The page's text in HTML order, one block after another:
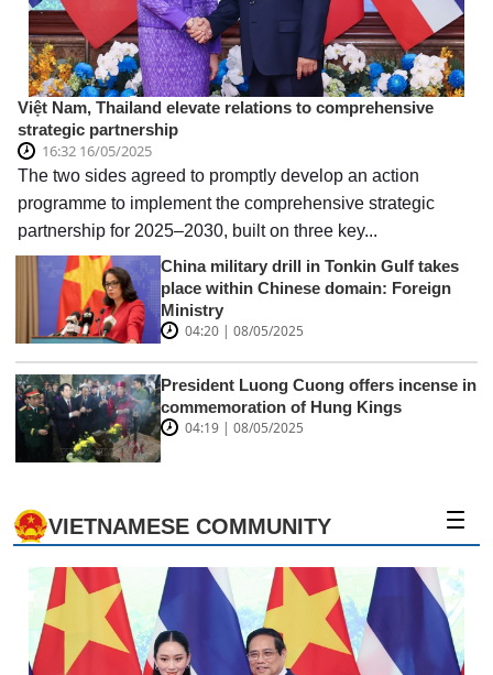
Việt Nam, Thailand elevate relations to comprehensive
strategic partnership
16:32 16/05/2025
The two sides agreed to promptly develop an action
programme to implement the comprehensive strategic
partnership for 2025–2030, built on three key...
China military drill in Tonkin Gulf takes
place within Chinese domain: Foreign
Ministry
04:20 | 08/05/2025
President Luong Cuong offers incense in
commemoration of Hung Kings
04:19 | 08/05/2025
VIETNAMESE COMMUNITY